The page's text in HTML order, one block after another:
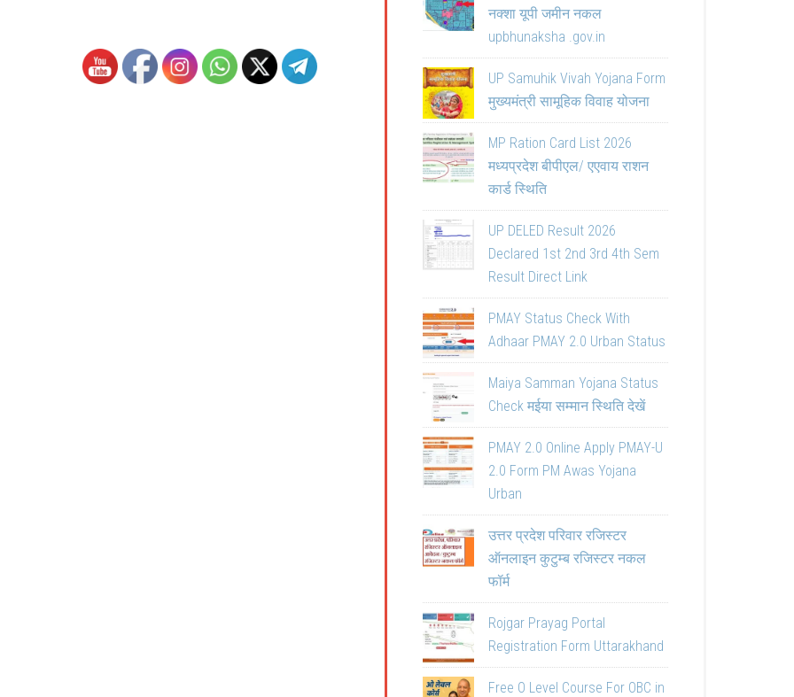
नक्शा यूपी जमीन नकल
upbhunaksha .gov.in
UP Samuhik Vivah Yojana Form
मुख्यमंत्री सामूहिक विवाह योजना
MP Ration Card List 2026
मध्यप्रदेश बीपीएल/ एएवाय राशन
कार्ड स्थिति
UP DELED Result 2026
Declared 1st 2nd 3rd 4th Sem
Result Direct Link
PMAY Status Check With
Adhaar PMAY 2.0 Urban Status
Maiya Samman Yojana Status
Check मईया सम्मान स्थिति देखें
PMAY 2.0 Online Apply PMAY-U
2.0 Form PM Awas Yojana
Urban
उत्तर प्रदेश परिवार रजिस्टर
ऑनलाइन कुटुम्ब रजिस्टर नकल
फॉर्म
Rojgar Prayag Portal
Registration Form Uttarakhand
Free O Level Course For OBC in